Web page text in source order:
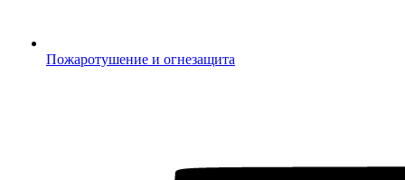
Пожаротушение и огнезащита